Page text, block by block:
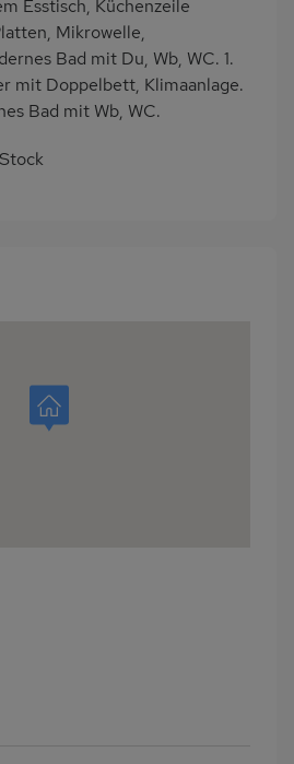
Esstisch, Küchenzeile
Mikrowelle,
Bad mit Du, Wb, WC. 1.
mit Doppelbett, Klimaanlage.
Bad mit Wb, WC.